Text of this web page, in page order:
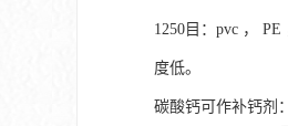
1250目：pvc ，
度低。
碳酸钙可作补钙剂